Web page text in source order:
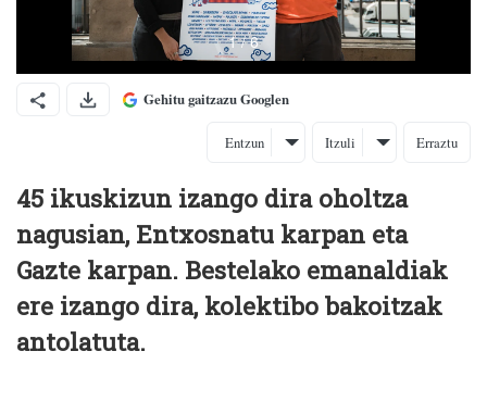
Gehitu gaitzazu Googlen
Entzun Itzuli Erraztu
45 ikuskizun izango dira oholtza
nagusian, Entxosnatu karpan eta
Gazte karpan. Bestelako emanaldiak
ere izango dira, kolektibo bakoitzak
antolatuta.